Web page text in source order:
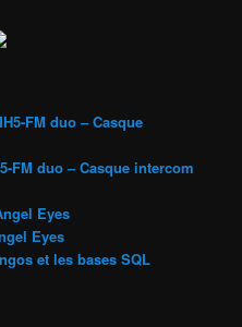
FM duo – Casque
FM duo – Casque intercom
Eyes
Eyes
et les bases SQL